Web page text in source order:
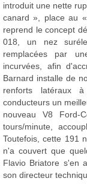
introduit une nette
canard », place au
reprend le concept
018, un nez
remplacées par
incurvées, afin
Barnard installe de
renforts latéraux
conducteurs un
nouveau V8 Ford-
tours/minute,
Toutefois, cette 191
n'a couvert que
Flavio Briatore s'en
son directeur